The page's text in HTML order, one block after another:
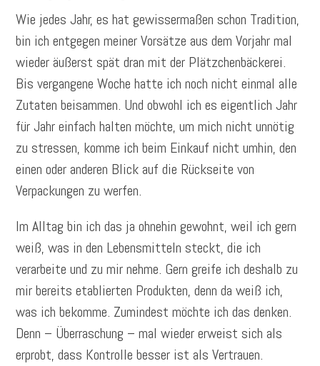
Wie jedes Jahr, es hat gewissermaßen schon Tradition,
bin ich entgegen meiner Vorsätze aus dem Vorjahr mal
wieder äußerst spät dran mit der Plätzchenbäckerei.
Bis vergangene Woche hatte ich noch nicht einmal alle
Zutaten beisammen. Und obwohl ich es eigentlich Jahr
für Jahr einfach halten möchte, um mich nicht unnötig
zu stressen, komme ich beim Einkauf nicht umhin, den
einen oder anderen Blick auf die Rückseite von
Verpackungen zu werfen.
Im Alltag bin ich das ja ohnehin gewohnt, weil ich gern
weiß, was in den Lebensmitteln steckt, die ich
verarbeite und zu mir nehme. Gern greife ich deshalb zu
mir bereits etablierten Produkten, denn da weiß ich,
was ich bekomme. Zumindest möchte ich das denken.
Denn – Überraschung – mal wieder erweist sich als
erprobt, dass Kontrolle besser ist als Vertrauen.